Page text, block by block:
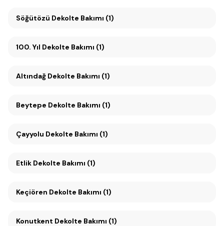
Söğütözü Dekolte Bakımı (1)
100. Yıl Dekolte Bakımı (1)
Altındağ Dekolte Bakımı (1)
Beytepe Dekolte Bakımı (1)
Çayyolu Dekolte Bakımı (1)
Etlik Dekolte Bakımı (1)
Keçiören Dekolte Bakımı (1)
Konutkent Dekolte Bakımı (1)